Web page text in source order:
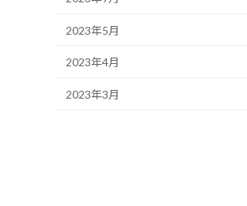
2023年5月
2023年4月
2023年3月